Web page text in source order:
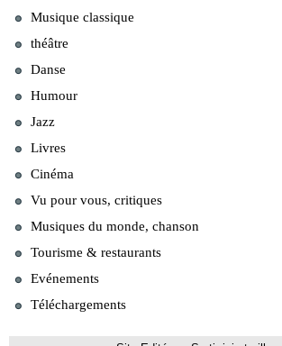
Musique classique
théâtre
Danse
Humour
Jazz
Livres
Cinéma
Vu pour vous, critiques
Musiques du monde, chanson
Tourisme & restaurants
Evénements
Téléchargements